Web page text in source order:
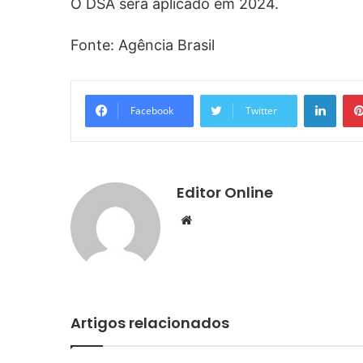
O DSA será aplicado em 2024.
Fonte: Agência Brasil
Facebook Twitter
Editor Online
Website
Artigos relacionados